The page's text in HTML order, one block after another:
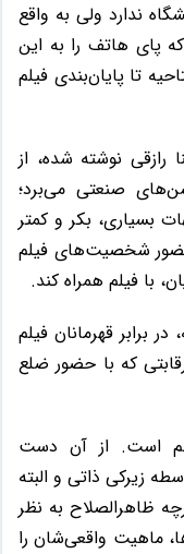
ندارد ولی به واقع
پای هاتف را به این
تا پایان‌بندی فیلم
رازقی نوشته شده، از
صنعتی می‌برد؛
بسیاری، بکر و کمتر
حضور شخصیت‌های فیلم
با فیلم همراه کند.
برابر قهرمانان فیلم
که با حضور ضلع
است. از آن دست
زیرکی ذاتی و البته
ظاهرالصلاح به نظر
ماهیت واقعی‌شان را